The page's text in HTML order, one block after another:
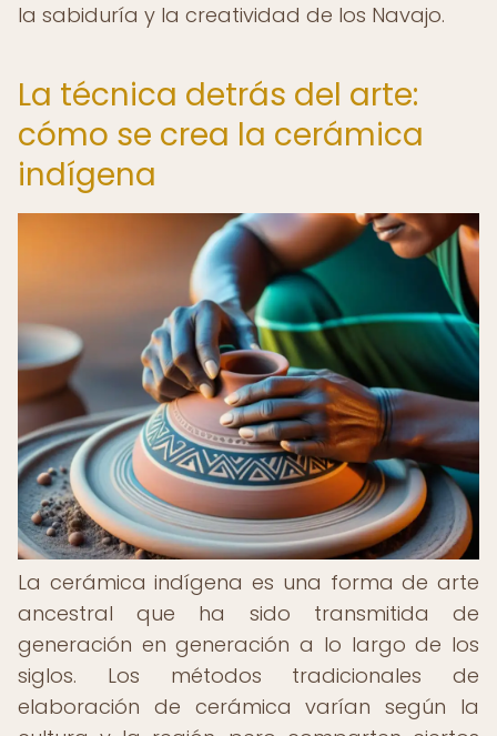
la sabiduría y la creatividad de los Navajo.
La técnica detrás del arte:
cómo se crea la cerámica
indígena
La cerámica indígena es una forma de arte
ancestral que ha sido transmitida de
generación en generación a lo largo de los
siglos. Los métodos tradicionales de
elaboración de cerámica varían según la